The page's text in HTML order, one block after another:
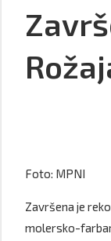
Foto: MPNI
Završena je
molersko-